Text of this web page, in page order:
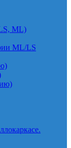
ML)
ML/LS